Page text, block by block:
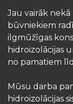
Jau vairāk
būvniekiem
ilgmūžīgas
hidroizolācijas
no pamatiem
Mūsu darba
hidroizolācijas